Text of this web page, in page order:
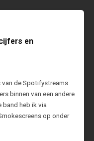
en
van de Spotifystreams
binnen van een andere
band heb ik via
op onder